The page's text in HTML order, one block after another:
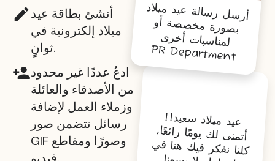
أنشئ بطاقة عيد
ميلاد إلكترونية في
ثوانٍ.
ادعُ عددًا غير محدود
من الأصدقاء والعائلة
وزملاء العمل لإضافة
رسائل تتضمن صور
GIF وصورًا ومقاطع
أرسل رسالة عيد ميلاد
بصورة مخصصة أو
لمناسبات أخرى
PR Department
عيد ميلاد سعيد!!
أتمنى لك يومًا رائعًا،
كلنا نفكر فيك هنا في